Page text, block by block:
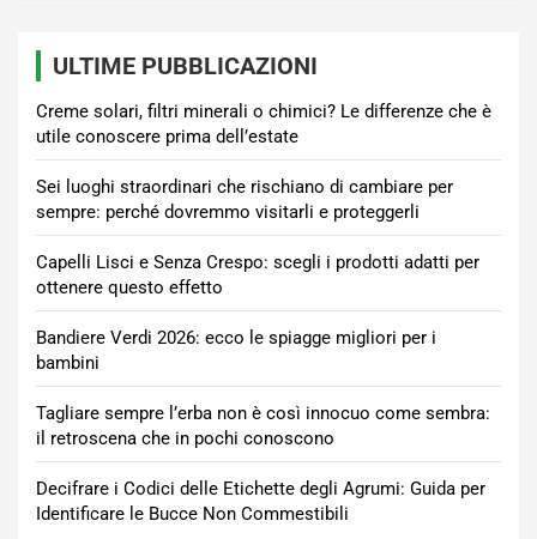
ULTIME PUBBLICAZIONI
Creme solari, filtri minerali o chimici? Le differenze che è
utile conoscere prima dell’estate
Sei luoghi straordinari che rischiano di cambiare per
sempre: perché dovremmo visitarli e proteggerli
Capelli Lisci e Senza Crespo: scegli i prodotti adatti per
ottenere questo effetto
Bandiere Verdi 2026: ecco le spiagge migliori per i
bambini
Tagliare sempre l’erba non è così innocuo come sembra:
il retroscena che in pochi conoscono
Decifrare i Codici delle Etichette degli Agrumi: Guida per
Identificare le Bucce Non Commestibili